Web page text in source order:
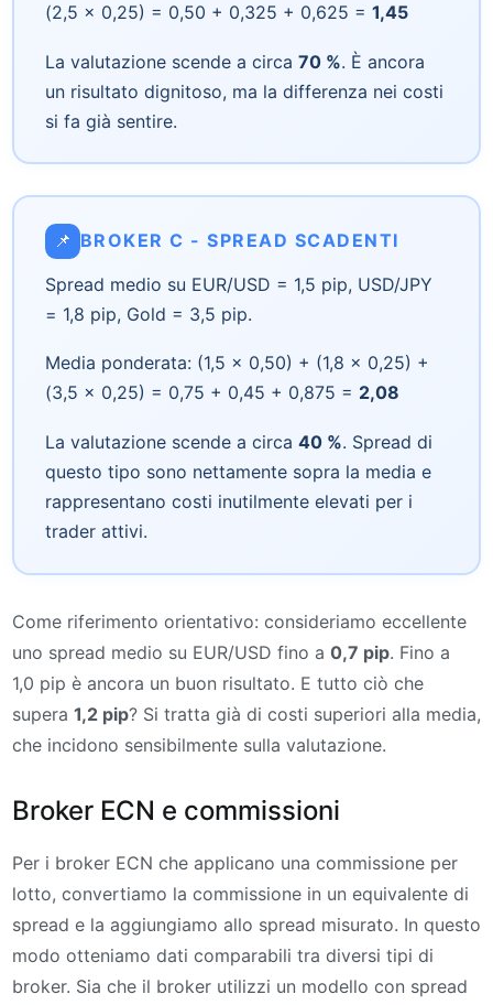
(2,5 × 0,25) = 0,50 + 0,325 + 0,625 = 1,45
La valutazione scende a circa 70 %. È ancora
un risultato dignitoso, ma la differenza nei costi
si fa già sentire.
📌 BROKER C - SPREAD SCADENTI
Spread medio su EUR/USD = 1,5 pip, USD/JPY
= 1,8 pip, Gold = 3,5 pip.
Media ponderata: (1,5 × 0,50) + (1,8 × 0,25) +
(3,5 × 0,25) = 0,75 + 0,45 + 0,875 = 2,08
La valutazione scende a circa 40 %. Spread di
questo tipo sono nettamente sopra la media e
rappresentano costi inutilmente elevati per i
trader attivi.
Come riferimento orientativo: consideriamo eccellente
uno spread medio su EUR/USD fino a 0,7 pip. Fino a
1,0 pip è ancora un buon risultato. E tutto ciò che
supera 1,2 pip? Si tratta già di costi superiori alla media,
che incidono sensibilmente sulla valutazione.
Broker ECN e commissioni
Per i broker ECN che applicano una commissione per
lotto, convertiamo la commissione in un equivalente di
spread e la aggiungiamo allo spread misurato. In questo
modo otteniamo dati comparabili tra diversi tipi di
broker. Sia che il broker utilizzi un modello con spread